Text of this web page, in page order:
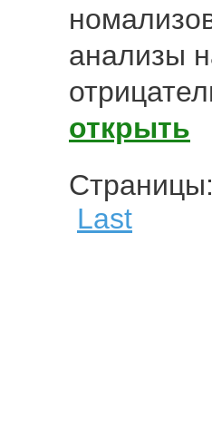
анализы
открыть
Last